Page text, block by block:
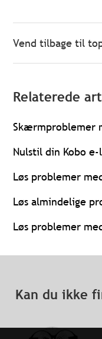
Vend tilbage til
Relaterede
Skærmproblemer
Nulstil din Kobo
Løs problemer
Løs almindelige
Løs problemer
Kan du ikke